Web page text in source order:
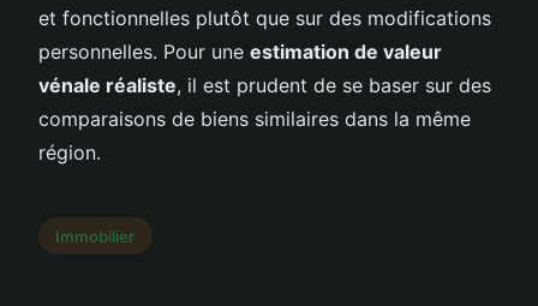
et fonctionnelles plutôt que sur des modifications
personnelles. Pour une estimation de valeur
vénale réaliste, il est prudent de se baser sur des
comparaisons de biens similaires dans la même
région.
Immobilier